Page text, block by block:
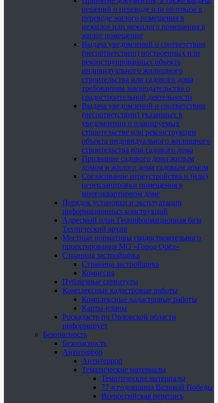
решений о переводе или об отказе в
переводе жилого помещения в
нежилое или нежилого помещения в
жилое помещение
Выдача уведомлений о соответствии
(несоответствии) построенных или
реконструированных объекта
индивидуального жилищного
строительства или садового дома
требованиям законодательства о
градостроительной деятельности
Выдача уведомлений о соответствии
(несоответствии) указанных в
уведомлении о планируемых
строительстве или реконструкции
объекта индивидуального жилищного
строительства или садового дома
Признание садового дома жилым
домом и жилого дома садовым домом
Согласование переустройства и (или)
перепланировки помещения в
многоквартирном доме
Порядок установки и эксплуатации
информационных конструкций
Адресный план Геоинформационная база
Технический архив
Местные нормативы градостроительного
проектирования МО «Город Орёл»
Страница застройщика
Страница застройщика
Комиссия
Публичные сервитуты
Комплексные кадастровые работы
Комплексные кадастровые работы
Карты-планы
Роскадастр по Орловской области
информирует
Безопасность
Безопасность
Антитеррор
Антитеррор
Тематические материалы
Тематические материалы
77-я годовщина Великой Победы
Всероссийская перепись